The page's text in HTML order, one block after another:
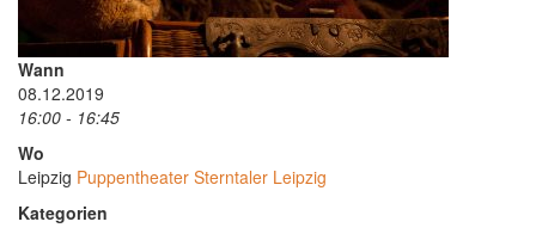
Wann
08.12.2019
16:00 - 16:45
Wo
Leipzig Puppentheater Sterntaler Leipzig
Kategorien